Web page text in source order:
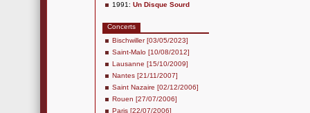
1991: Un Disque Sourd
Concerts
Bischwiller [03/05/2023]
Saint-Malo [10/08/2012]
Lausanne [15/10/2009]
Nantes [21/11/2007]
Saint Nazaire [02/12/2006]
Rouen [27/07/2006]
Paris [22/07/2006]